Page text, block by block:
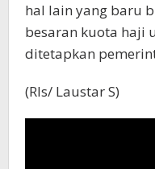
hal lain yang baru
besaran kuota haji
ditetapkan
(Rls/ Laustar S)